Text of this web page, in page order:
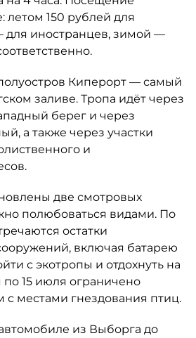
летом 150 рублей для
для иностранцев, зимой —
Киперорт — самый
заливе. Тропа идёт через
берег и через
а также через участки
и
две смотровых
полюбоваться видами. По
остатки
включая батарею
с экотропы и отдохнуть на
по 15 июля ограничено
с местами гнездования птиц.
из Выборга до